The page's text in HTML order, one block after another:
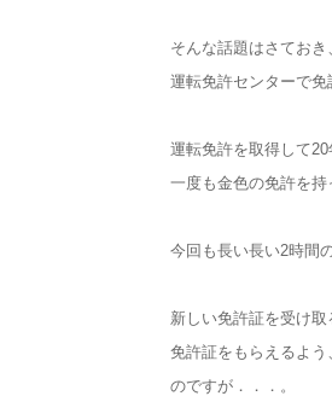
そんな話題はさてお
運転免許センターで免
運転免許を取得して
一度も金色の免許を持
今回も長い長い2時間
新しい免許証を受け
免許証をもらえるよ
のですが．．．。